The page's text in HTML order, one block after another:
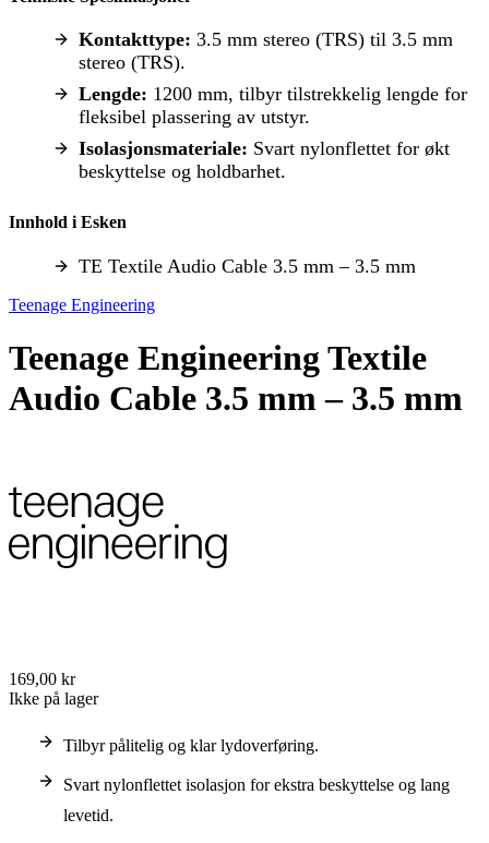
Kontakttype: 3.5 mm stereo (TRS) til 3.5 mm
stereo (TRS).
Lengde: 1200 mm, tilbyr tilstrekkelig lengde for
fleksibel plassering av utstyr.
Isolasjonsmateriale: Svart nylonflettet for økt
beskyttelse og holdbarhet.
Innhold i Esken
TE Textile Audio Cable 3.5 mm – 3.5 mm
Teenage Engineering
Teenage Engineering Textile
Audio Cable 3.5 mm – 3.5 mm
169,00 kr
Ikke på lager
Tilbyr pålitelig og klar lydoverføring.
Svart nylonflettet isolasjon for ekstra beskyttelse og lang
levetid.